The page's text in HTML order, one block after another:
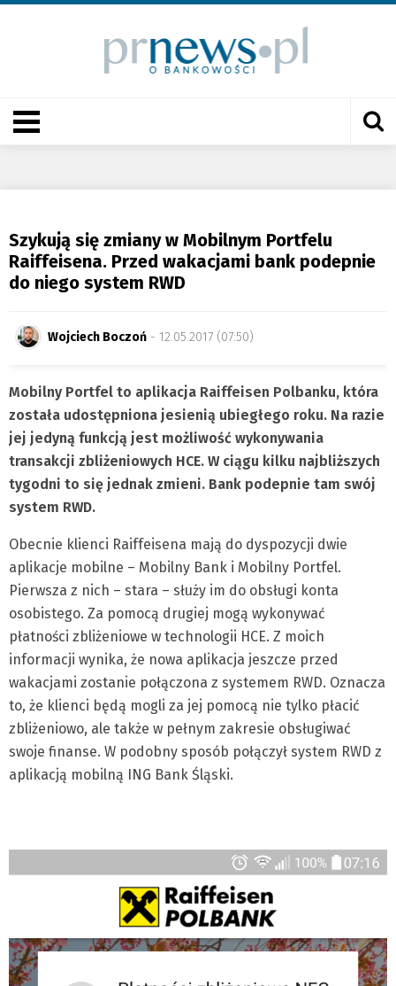
Szykują się zmiany w Mobilnym Portfelu
Raiffeisena. Przed wakacjami bank podepnie
do niego system RWD
Wojciech Boczoń - 12.05.2017 (07:50)
Mobilny Portfel to aplikacja Raiffeisen Polbanku, która
została udostępniona jesienią ubiegłego roku. Na razie
jej jedyną funkcją jest możliwość wykonywania
transakcji zbliżeniowych HCE. W ciągu kilku najbliższych
tygodni to się jednak zmieni. Bank podepnie tam swój
system RWD.
Obecnie klienci Raiffeisena mają do dyspozycji dwie
aplikacje mobilne – Mobilny Bank i Mobilny Portfel.
Pierwsza z nich – stara – służy im do obsługi konta
osobistego. Za pomocą drugiej mogą wykonywać
płatności zbliżeniowe w technologii HCE. Z moich
informacji wynika, że nowa aplikacja jeszcze przed
wakacjami zostanie połączona z systemem RWD. Oznacza
to, że klienci będą mogli za jej pomocą nie tylko płacić
zbliżeniowo, ale także w pełnym zakresie obsługiwać
swoje finanse. W podobny sposób połączył system RWD z
aplikacją mobilną ING Bank Śląski.